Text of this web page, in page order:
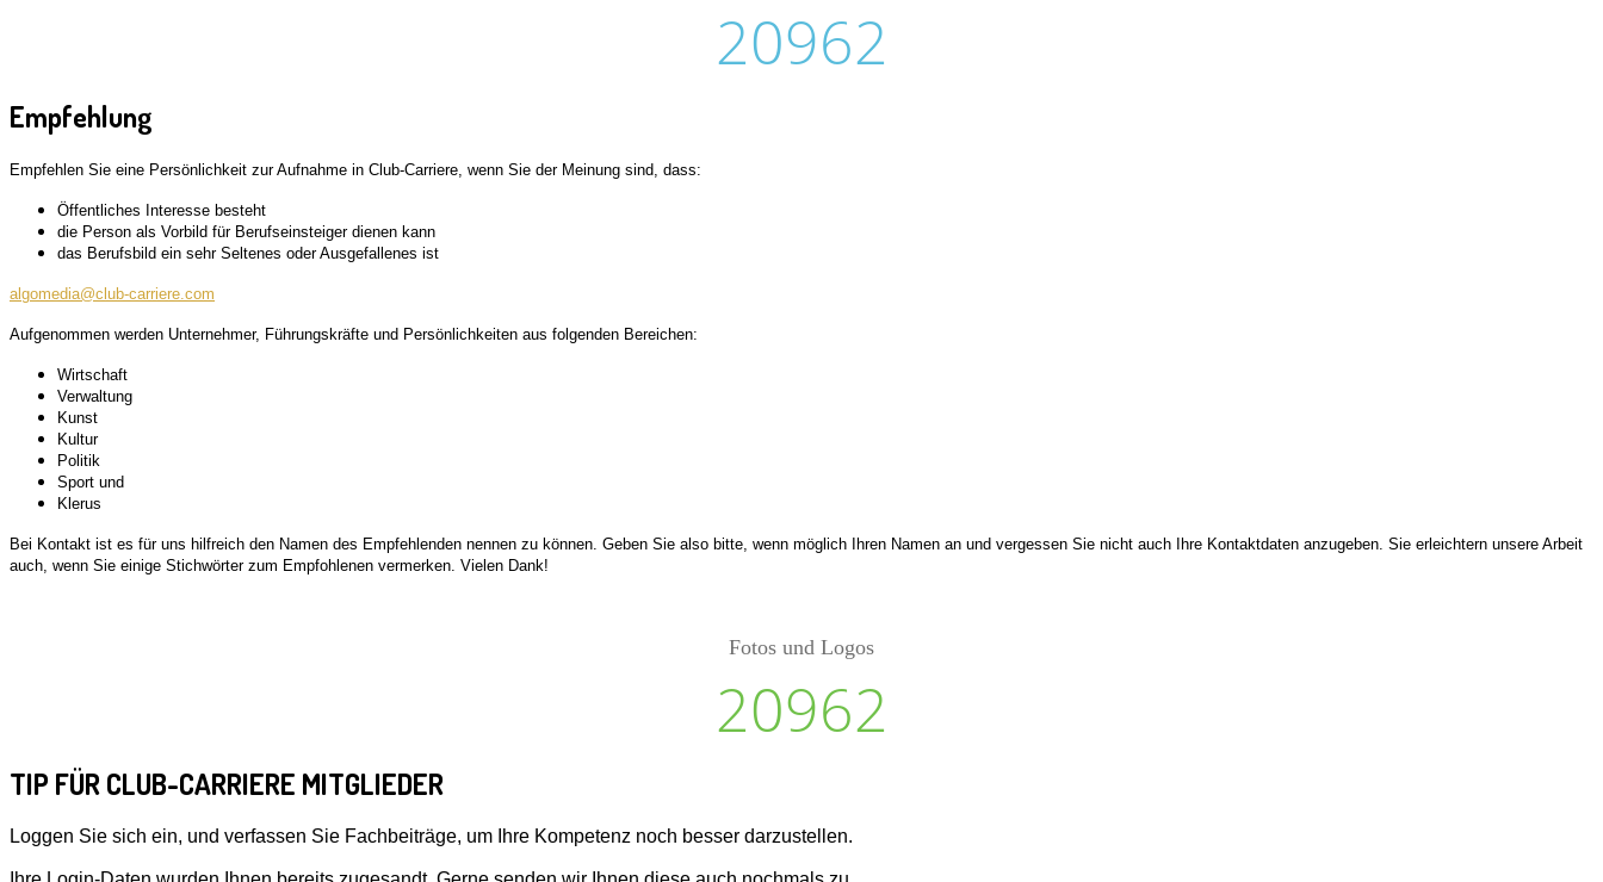
20962
Empfehlung
Empfehlen Sie eine Persönlichkeit zur Aufnahme in Club-Carriere, wenn Sie der Meinung sind, dass:
Öffentliches Interesse besteht
die Person als Vorbild für Berufseinsteiger dienen kann
das Berufsbild ein sehr Seltenes oder Ausgefallenes ist
algomedia@club-carriere.com
Aufgenommen werden Unternehmer, Führungskräfte und Persönlichkeiten aus folgenden Bereichen:
Wirtschaft
Verwaltung
Kunst
Kultur
Politik
Sport und
Klerus
Bei Kontakt ist es für uns hilfreich den Namen des Empfehlenden nennen zu können. Geben Sie also bitte, wenn möglich Ihren Namen an und vergessen Sie nicht auch Ihre Kontaktdaten anzugeben. Sie erleichtern unsere Arbeit
auch, wenn Sie einige Stichwörter zum Empfohlenen vermerken. Vielen Dank!
Fotos und Logos
20962
TIP FÜR CLUB-CARRIERE MITGLIEDER
Loggen Sie sich ein, und verfassen Sie Fachbeiträge, um Ihre Kompetenz noch besser darzustellen.